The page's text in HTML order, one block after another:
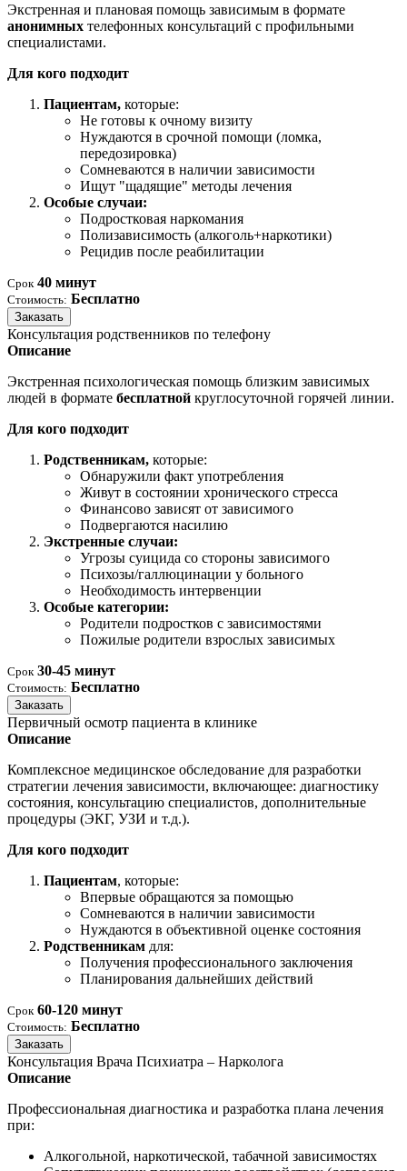
Экстренная и плановая помощь зависимым в формате
анонимных телефонных консультаций с профильными
специалистами.
Для кого подходит
Пациентам, которые:
Не готовы к очному визиту
Нуждаются в срочной помощи (ломка,
передозировка)
Сомневаются в наличии зависимости
Ищут "щадящие" методы лечения
Особые случаи:
Подростковая наркомания
Полизависимость (алкоголь+наркотики)
Рецидив после реабилитации
Срок 40 минут
Стоимость: Бесплатно
Заказать
Консультация родственников по телефону
Описание
Экстренная психологическая помощь близким зависимых
людей в формате бесплатной круглосуточной горячей линии.
Для кого подходит
Родственникам, которые:
Обнаружили факт употребления
Живут в состоянии хронического стресса
Финансово зависят от зависимого
Подвергаются насилию
Экстренные случаи:
Угрозы суицида со стороны зависимого
Психозы/галлюцинации у больного
Необходимость интервенции
Особые категории:
Родители подростков с зависимостями
Пожилые родители взрослых зависимых
Срок 30-45 минут
Стоимость: Бесплатно
Заказать
Первичный осмотр пациента в клинике
Описание
Комплексное медицинское обследование для разработки
стратегии лечения зависимости, включающее: диагностику
состояния, консультацию специалистов, дополнительные
процедуры (ЭКГ, УЗИ и т.д.).
Для кого подходит
Пациентам, которые:
Впервые обращаются за помощью
Сомневаются в наличии зависимости
Нуждаются в объективной оценке состояния
Родственникам для:
Получения профессионального заключения
Планирования дальнейших действий
Срок 60-120 минут
Стоимость: Бесплатно
Заказать
Консультация Врача Психиатра – Нарколога
Описание
Профессиональная диагностика и разработка плана лечения
при:
Алкогольной, наркотической, табачной зависимостях